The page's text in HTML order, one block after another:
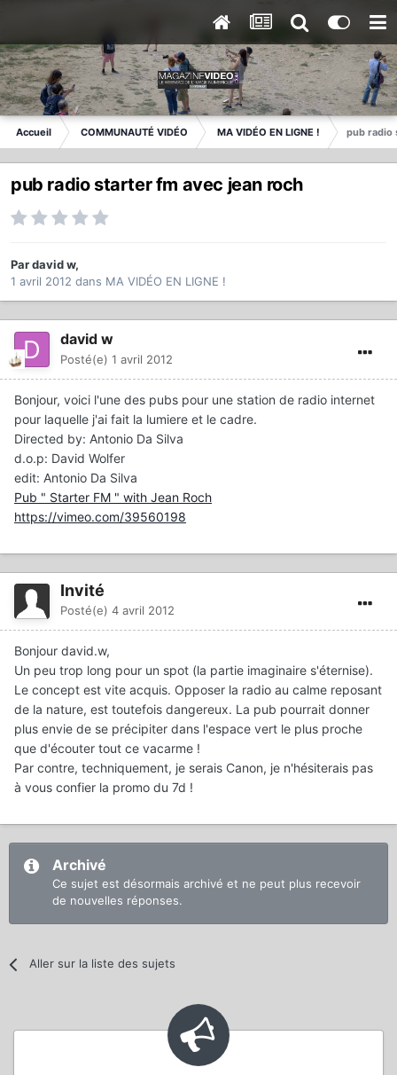
Accueil COMMUNAUTÉ VIDÉO MA VIDÉO EN LIGNE ! pub radio
pub radio starter fm avec jean roch
Pardavid w,
1 avril 2012 dans MA VIDÉO EN LIGNE !
david w
Posté(e) 1 avril 2012
Bonjour, voici l'une des pubs pour une station de radio internet
pour laquelle j'ai fait la lumiere et le cadre.
Directed by: Antonio Da Silva
d.o.p: David Wolfer
edit: Antonio Da Silva
Pub " Starter FM " with Jean Roch
https://vimeo.com/39560198
Invité
Posté(e) 4 avril 2012
Bonjour david.w,
Un peu trop long pour un spot (la partie imaginaire s'éternise).
Le concept est vite acquis. Opposer la radio au calme reposant
de la nature, est toutefois dangereux. La pub pourrait donner
plus envie de se précipiter dans l'espace vert le plus proche
que d'écouter tout ce vacarme !
Par contre, techniquement, je serais Canon, je n'hésiterais pas
à vous confier la promo du 7d !
Archivé
Ce sujet est désormais archivé et ne peut plus recevoir
de nouvelles réponses.
Aller sur la liste des sujets